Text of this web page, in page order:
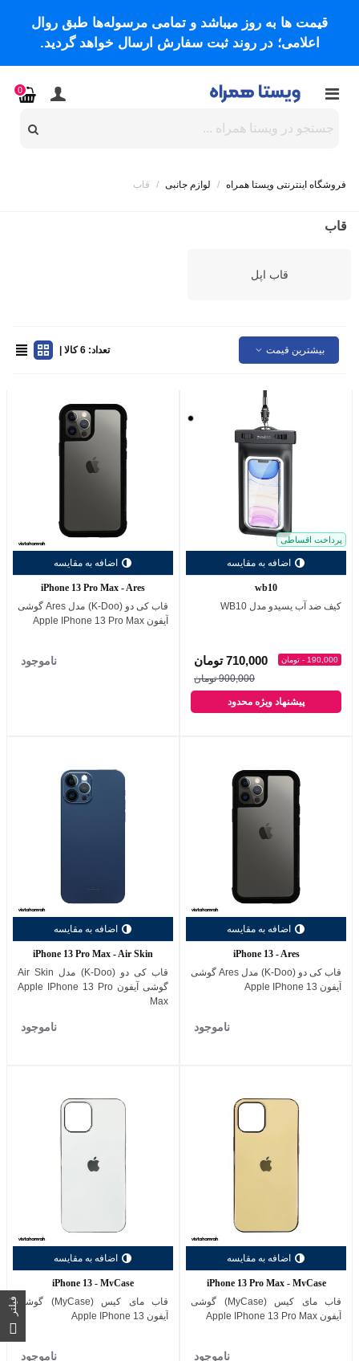
قیمت ها به روز میباشد و تمامی مرسوله‌ها طبق روال
اعلامی؛ در روند ثبت سفارش ارسال خواهد گردید.
0
فروشگاه اینترنتی ویستا همراه / لوازم جانبی / قاب
قاب
قاب اپل
بیشترین قیمت تعداد: 6 کالا |
پرداخت اقساطی
اضافه به مقایسه
مشکی
wb10
کیف ضد آب یسیدو مدل WB10
190,000 - تومان 710,000 تومان
900,000 تومان
پیشنهاد ویژه محدود
اضافه به مقایسه
iPhone 13 Pro Max - Ares
قاب کی دو (K-Doo) مدل Ares گوشی
آیفون Apple IPhone 13 Pro Max
ناموجود
اضافه به مقایسه
iPhone 13 - Ares
قاب کی دو (K-Doo) مدل Ares گوشی
آیفون Apple IPhone 13
ناموجود
اضافه به مقایسه
iPhone 13 Pro Max - Air Skin
قاب کی دو (K-Doo) مدل Air Skin
گوشی آیفون Apple IPhone 13 Pro
Max
ناموجود
اضافه به مقایسه
iPhone 13 Pro Max - MyCase
قاب مای کیس (MyCase) گوشی
آیفون Apple IPhone 13 Pro Max
ناموجود
اضافه به مقایسه
iPhone 13 - MyCase
قاب مای کیس (MyCase) گوشی
آیفون Apple IPhone 13
ناموجود
فیلتر